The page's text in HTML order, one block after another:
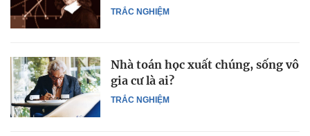
TRẮC NGHIỆM
TRẮC NGHIỆM
Nhà toán học xuất chúng, sống vô
gia cư là ai?